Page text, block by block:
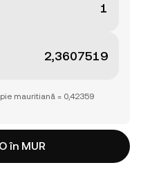
mauritiană = 0,42359
în MUR